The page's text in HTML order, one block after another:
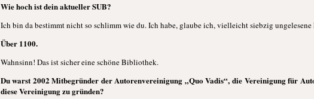
Wie hoch ist dein aktueller SUB?
Ich bin da bestimmt nicht so schlimm wie du. Ich habe, glaube ich, vielleicht siebzig
Über 1100.
Wahnsinn! Das ist sicher eine schöne Bibliothek.
Du warst 2002 Mitbegründer der Autorenvereinigung „Quo Vadis“, die Vereinigung für
diese Vereinigung zu gründen?